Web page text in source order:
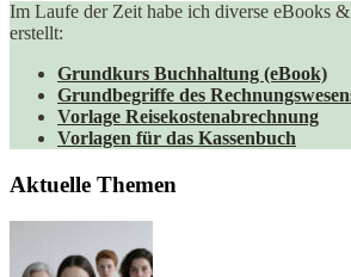
Im Laufe der Zeit habe ich diverse eBooks
erstellt:
Grundkurs Buchhaltung (eBook)
Grundbegriffe des
Vorlage Reisekostenabrechnung
Vorlagen für das Kassenbuch
Aktuelle Themen